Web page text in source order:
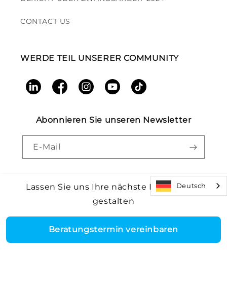
CONTACT US
WERDE TEIL UNSERER COMMUNITY
LinkedInFacebookInstagramYouTubeTikTok
Abonnieren Sie unseren Newsletter
E-Mail
Zahlungsmethoden
Core Health & Fitness, LLC. Alle Rechte vorbehalten.
Lassen Sie uns Ihre nächste Einrichtung
gestalten
Beratungstermin vereinbaren
Deutsch